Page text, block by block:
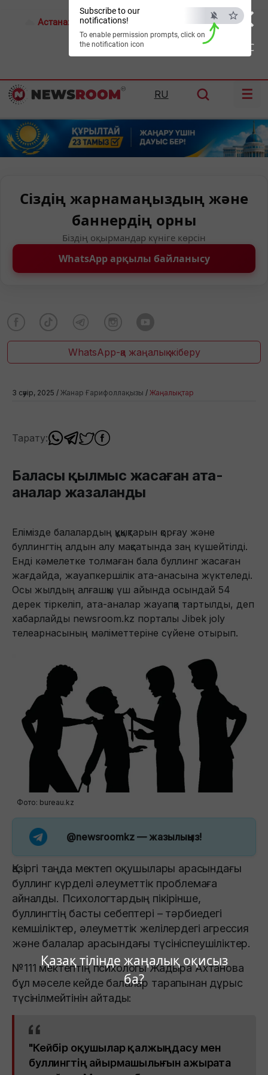
×
ESC
Қазақ тілінде жаңалық оқисыз
ба?
Subscribe to our
notifications!
To enable permission prompts, click on
the notification icon
Астана: 16°C Алматы: Шымкент:30°C
RU ☰
Сіздің жарнамаңыздың және
баннердің орны
Біздің оқырмандар күніге көрсін
WhatsApp арқылы байланысу
WhatsApp-қа жаңалық жіберу
3 сәуір, 2025 / Жанар Ғарифоллақызы / Жаңалықтар
Тарату:
Баласы қылмыс жасаған ата-
аналар жазаланды
Елімізде балалардың құқықтарын қорғау және
буллингтің алдын алу мақсатында заң күшейтілді.
Енді кәмелетке толмаған бала буллинг жасаған
жағдайда, жауапкершілік ата-анасына жүктеледі.
Осы жылдың алғашқы үш айында осындай 54
дерек тіркеліп, ата-аналар жауапқа тартылды, деп
хабарлайды newsroom.kz порталы Jibek joly
телеарнасының мәліметтеріне сүйене отырып.
Фото: bureau.kz
@newsroomkz — жазылыңыз!
Қазіргі таңда мектеп оқушылары арасындағы
буллинг күрделі әлеуметтік проблемаға
айналды. Психологтардың пікірінше,
буллингтің басты себептері – тәрбиедегі
кемшіліктер, әлеуметтік желілердегі агрессия
және балалар арасындағы түсініспеушіліктер.
№111 мектептің психологы Жадыра Ахтанова
бұл мәселе кейде балалар тарапынан дұрыс
түсінілмейтінін айтады:
"Кейбір оқушылар қалжыңдасу мен
буллингтің айырмашылығын ажырата